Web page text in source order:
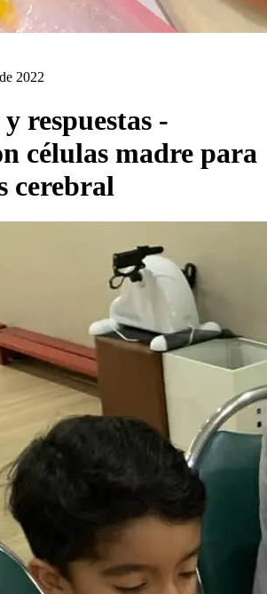
2022
respuestas -
células madre para
cerebral